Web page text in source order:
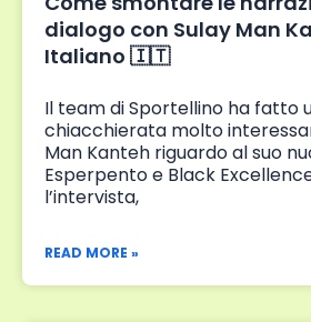
dialogo con Sulay Man
Italiano 🇮🇹
Il team di Sportellino ha fatto
chiacchierata molto
Man Kanteh riguardo al suo
Esperpento e Black
l’intervista,
READ MORE »